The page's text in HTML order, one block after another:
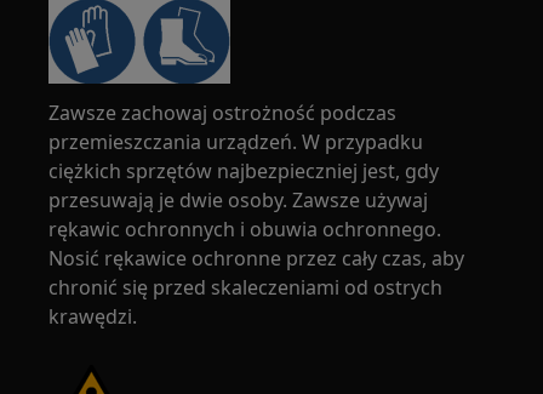
Zawsze zachowaj ostrożność podczas
przemieszczania urządzeń. W przypadku
ciężkich sprzętów najbezpieczniej jest, gdy
przesuwają je dwie osoby. Zawsze używaj
rękawic ochronnych i obuwia ochronnego.
Nosić rękawice ochronne przez cały czas, aby
chronić się przed skaleczeniami od ostrych
krawędzi.